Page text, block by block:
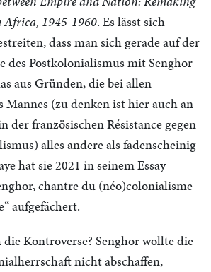
Africa, 1945-1960. Es lässt sich
dass man sich gerade auf der
des Postkolonialismus mit Senghor
aus Gründen, die bei allen
Mannes (zu denken ist hier auch an
der französischen Résistance gegen
alles andere als fadenscheinig
hat sie 2021 in seinem Essay
chantre du (néo)colonialisme
aufgefächert.
Kontroverse? Senghor wollte die
nicht abschaffen,